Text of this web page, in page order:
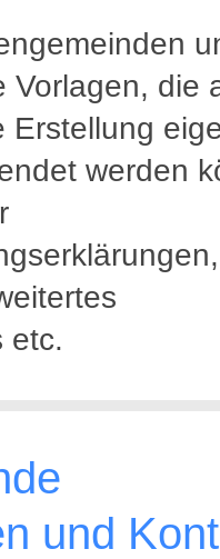
Vorlagen, die
Erstellung
werden
etc.
und